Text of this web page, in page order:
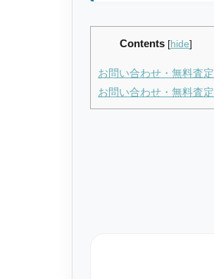
Contents [hide]
お問い合わせ・無料査定
お問い合わせ・無料査定